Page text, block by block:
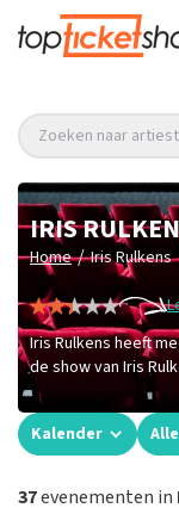
Zoeken naar
IRIS
Home / Iris Rulkens
Iris Rulkens heeft
de show van Iris
Kalender
37evenementen in